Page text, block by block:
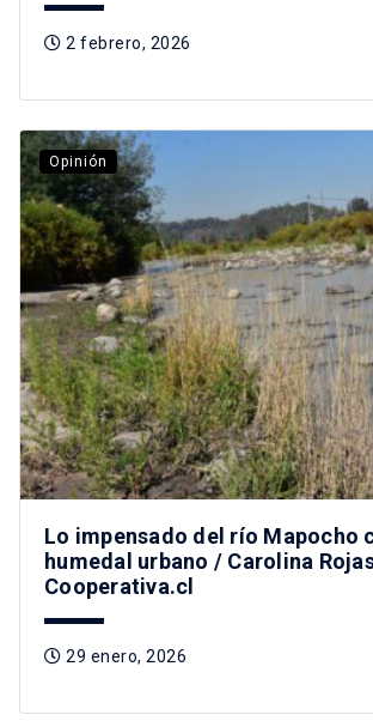
2 febrero, 2026
Opinión
Lo impensado del río Mapocho
humedal urbano / Carolina
Cooperativa.cl
29 enero, 2026